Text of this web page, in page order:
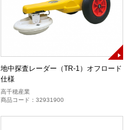
地中探査レーダー（TR-1）オフロード
仕様
高千穂産業
商品コード：32931900